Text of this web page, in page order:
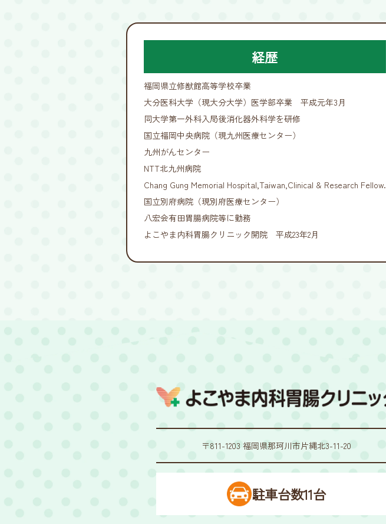
経歴
福岡県立修猷館高等学校卒業
大分医科大学（現大分大学）医学部卒業 平成元年3月
同大学第一外科入局後消化器外科学を研修
国立福岡中央病院（現九州医療センター）
九州がんセンター
NTT北九州病院
Chang Gung Memorial Hospital,Taiwan,Clinical & Research Fellow.
国立別府病院（現別府医療センター）
八宏会有田胃腸病院等に勤務
よこやま内科胃腸クリニック開院 平成23年2月
〒811-1203 福岡県那珂川市片縄北3-11-20
駐車台数11台